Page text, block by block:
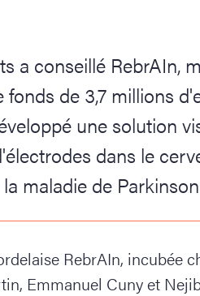
a conseillé RebrAIn,
fonds de 3,7 millions
une solution
dans le
maladie de
RebrAIn, incubée
Emmanuel Cuny et